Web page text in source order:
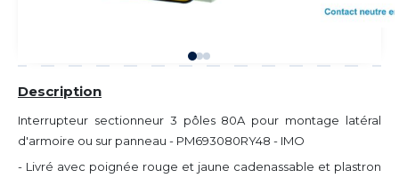
Description
Interrupteur sectionneur 3 pôles 80A pour montage latéral
d'armoire ou sur panneau - PM693080RY48 - IMO
- Livré avec poignée rouge et jaune cadenassable et plastron